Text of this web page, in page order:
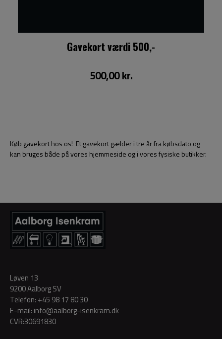
Gavekort værdi 500,-
500,00 kr.
Køb gavekort hos os! Et gavekort gælder i tre år fra købsdato og
kan bruges både på vores hjemmeside og i vores fysiske butikker.
Løven 13
9200 Aalborg SV
Telefon: +45 98 17 80 30
E-mail: info@aalborg-isenkram.dk
CVR:30691830